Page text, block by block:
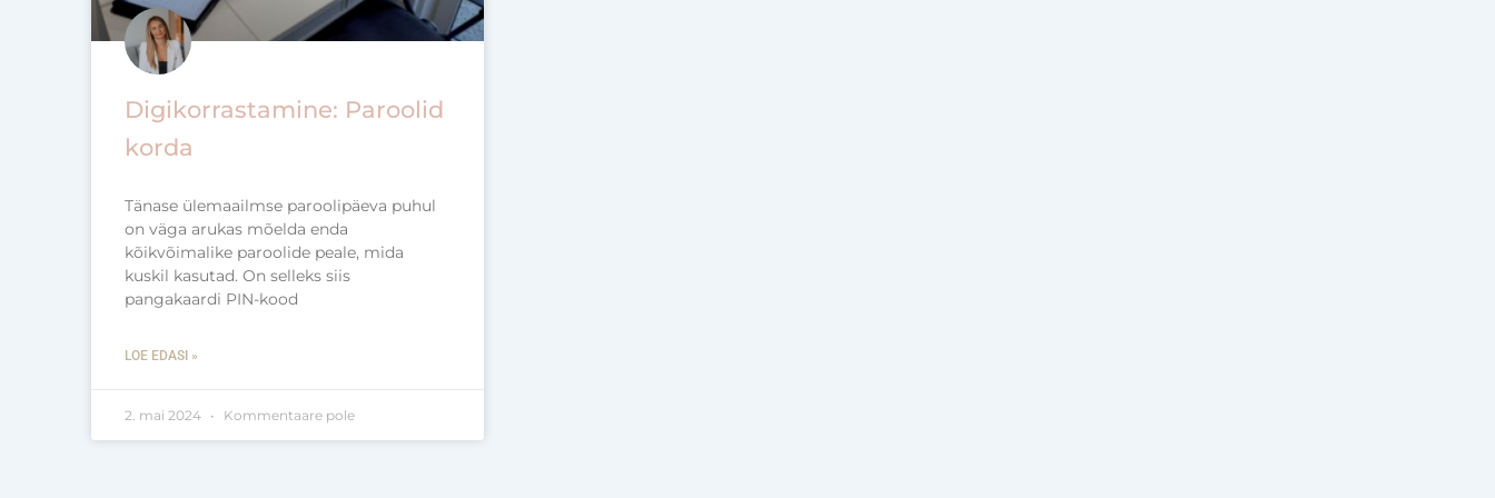
Digikorrastamine: Paroolid
korda
Tänase ülemaailmse paroolipäeva puhul
on väga arukas mõelda enda
kõikvõimalike paroolide peale, mida
kuskil kasutad. On selleks siis
pangakaardi PIN-kood
LOE EDASI »
2. mai 2024 Kommentaare pole